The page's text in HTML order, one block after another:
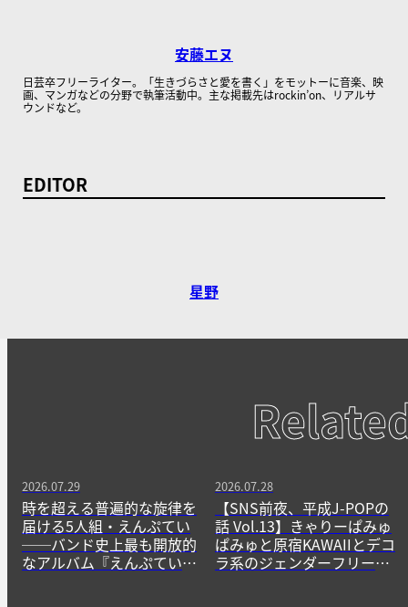
安藤エヌ
日芸卒フリーライター。「生きづらさと愛を書く」をモットーに音楽、映
画、マンガなどの分野で執筆活動中。主な掲載先はrockin’on、リアルサ
ウンドなど。
EDITOR
星野
2026.07.29
時を超える普遍的な旋律を
届ける5人組・えんぷてい
──バンド史上最も開放的
なアルバム『えんぷてい』
2026.07.28
【SNS前夜、平成J-POPの
話 Vol.13】きゃりーぱみゅ
ぱみゅと原宿KAWAIIとデコ
ラ系のジェンダーフリーな